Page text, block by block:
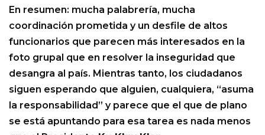
En resumen: mucha palabrería, mucha
coordinación prometida y un desfile de altos
funcionarios que parecen más interesados en la
foto grupal que en resolver la inseguridad que
desangra al país. Mientras tanto, los ciudadanos
siguen esperando que alguien, cualquiera, “asuma
la responsabilidad” y parece que el que de plano
se está apuntando para esa tarea es nada menos